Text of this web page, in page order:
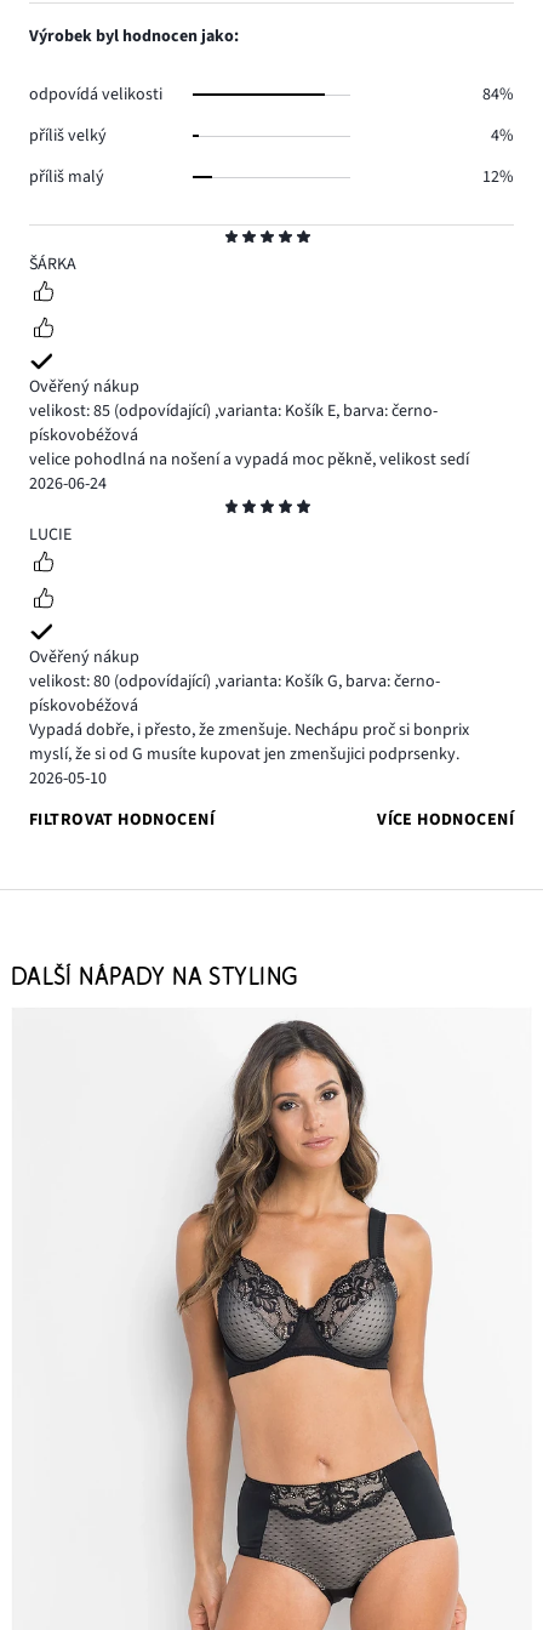
5
ŠÁRKA
Ověřený nákup
velikost: 85 (odpovídající) ,varianta: Košík E, barva: černo-
pískovobéžová
velice pohodlná na nošení a vypadá moc pěkně, velikost sedí
2026-06-24
5LUCIE
Ověřený nákup
velikost: 80 (odpovídající) ,varianta: Košík G, barva: černo-
pískovobéžová
Vypadá dobře, i přesto, že zmenšuje. Nechápu proč si bonprix
myslí, že si od G musíte kupovat jen zmenšujici podprsenky.
2026-05-10
FILTROVAT HODNOCENÍ
VÍCE HODNOCENÍ
Výrobek byl hodnocen jako:
odpovídá velikosti
84%
příliš velký
4%
příliš malý
12%
DALŠÍ NÁPADY NA STYLING